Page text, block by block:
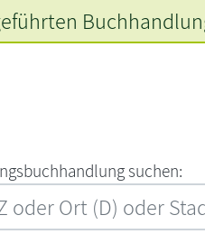
‍s‍u‍c‍h‍e‍n‍:‍